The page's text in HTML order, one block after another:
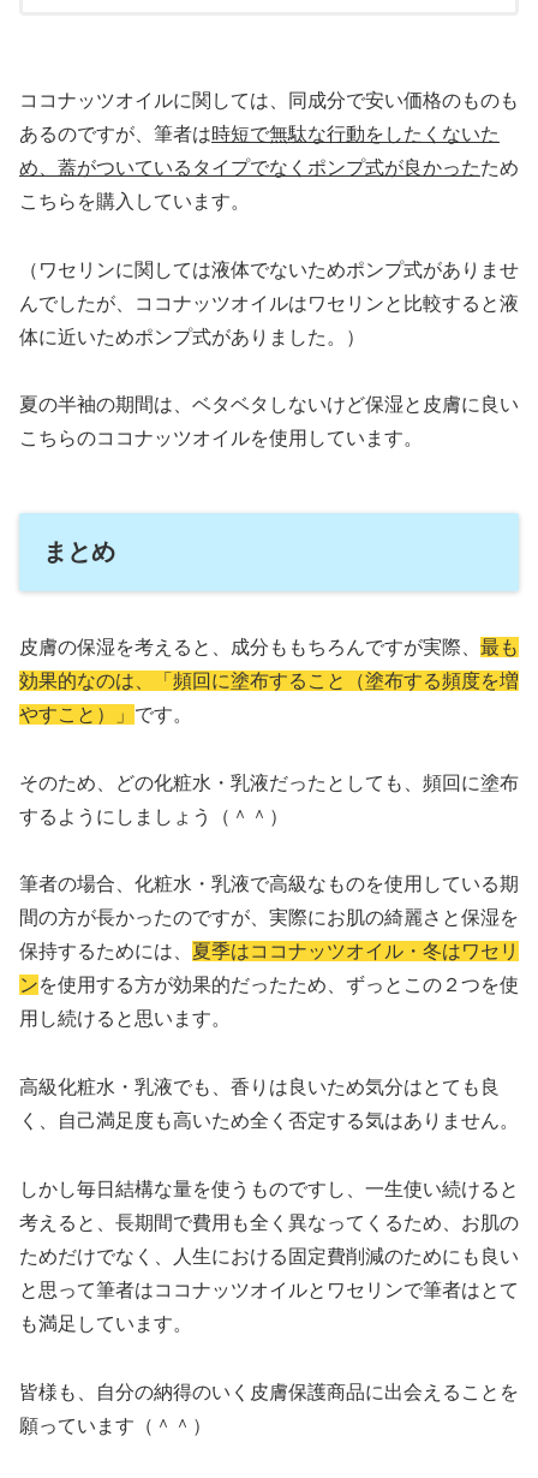
ココナッツオイルに関しては、同成分で安い価格のものも
あるのですが、筆者は時短で無駄な行動をしたくないた
め、蓋がついているタイプでなくポンプ式が良かったため
こちらを購入しています。
（ワセリンに関しては液体でないためポンプ式がありませ
んでしたが、ココナッツオイルはワセリンと比較すると液
体に近いためポンプ式がありました。）
夏の半袖の期間は、ベタベタしないけど保湿と皮膚に良い
こちらのココナッツオイルを使用しています。
まとめ
皮膚の保湿を考えると、成分ももちろんですが実際、 最も
効果的なのは、「頻回に塗布すること（塗布する頻度を増
やすこと）」 です。
そのため、どの化粧水・乳液だったとしても、頻回に塗布
するようにしましょう（＾＾）
筆者の場合、化粧水・乳液で高級なものを使用している期
間の方が長かったのですが、実際にお肌の綺麗さと保湿を
保持するためには、 夏季はココナッツオイル・冬はワセリ
ンを使用する方が効果的だったため、ずっとこの２つを使
用し続けると思います。
高級化粧水・乳液でも、香りは良いため気分はとても良
く、自己満足度も高いため全く否定する気はありません。
しかし毎日結構な量を使うものですし、一生使い続けると
考えると、長期間で費用も全く異なってくるため、お肌の
ためだけでなく、人生における固定費削減のためにも良い
と思って筆者はココナッツオイルとワセリンで筆者はとて
も満足しています。
皆様も、自分の納得のいく皮膚保護商品に出会えることを
願っています（＾＾）